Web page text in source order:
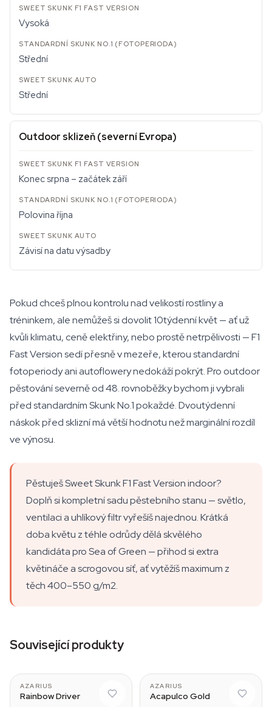
Vysoká
Střední
Střední
Outdoor sklizeň (severní Evropa)
Konec srpna – začátek září
Polovina října
Závisí na datu výsadby
Pokud chceš plnou kontrolu nad velikostí rostliny a
tréninkem, ale nemůžeš si dovolit 10týdenní květ — ať už
kvůli klimatu, ceně elektřiny, nebo prostě netrpělivosti — F1
Fast Version sedí přesně v mezeře, kterou standardní
fotoperiody ani autoflowery nedokáží pokrýt. Pro outdoor
pěstování severně od 48. rovnoběžky bychom ji vybrali
před standardním Skunk No.1 pokaždé. Dvoutýdenní
náskok před sklizní má větší hodnotu než marginální rozdíl
ve výnosu.
Pěstuješ Sweet Skunk F1 Fast Version indoor?
Doplň si kompletní sadu pěstebního stanu — světlo,
ventilaci a uhlíkový filtr vyřešíš najednou. Krátká
doba květu z téhle odrůdy dělá skvělého
kandidáta pro Sea of Green — přihod si extra
květináče a scrogovou síť, ať vytěžíš maximum z
těch 400–550 g/m2.
Související produkty
AZARIUS
Rainbow Driver
AZARIUS
Acapulco Gold